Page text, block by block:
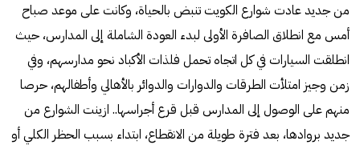
من جديد عادت شوارع الكويت تنبض بالحياة، وكانت على موعد صباح
أمس مع انطلاق الصافرة الأولى لبدء العودة الشاملة إلى المدارس، حيث
انطلقت السيارات في كل اتجاه تحمل فلذات الأكباد نحو مدارسهم، وفي
زمن وجيز امتلأت الطرقات والدوارات والدوائر بالأهالي وأطفالهم، حرصا
منهم على الوصول إلى المدارس قبل قرع أجراسها.. ازينت الشوارع من
جديد بروادها، بعد فترة طويلة من الانقطاع، ابتداء بسبب الحظر الكلي أو